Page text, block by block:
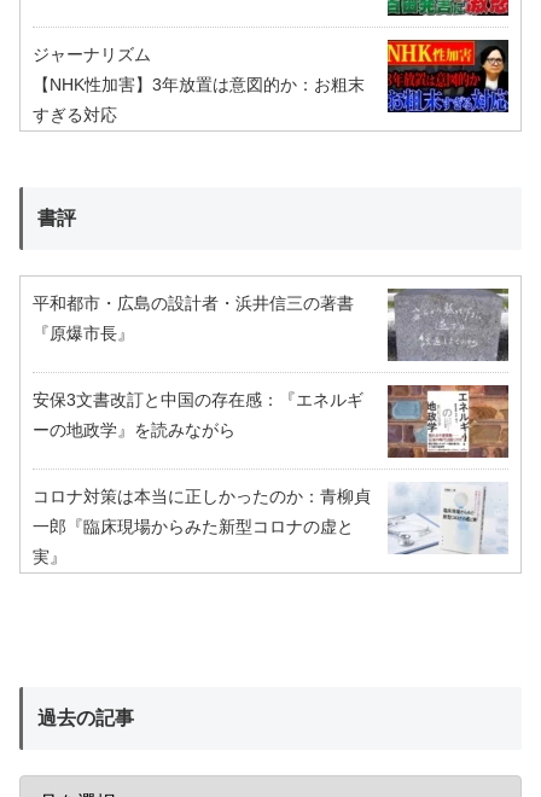
ジャーナリズム
【NHK性加害】3年放置は意図的か：お粗末
すぎる対応
書評
平和都市・広島の設計者・浜井信三の著書
『原爆市長』
安保3文書改訂と中国の存在感：『エネルギ
ーの地政学』を読みながら
コロナ対策は本当に正しかったのか：青柳貞
一郎『臨床現場からみた新型コロナの虚と
実』
過去の記事